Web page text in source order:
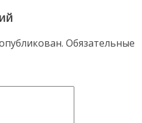
Обязательные